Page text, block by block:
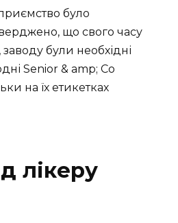
було
що свого часу
були необхідні
Senior & amp; Co
на їх етикетках
лікеру